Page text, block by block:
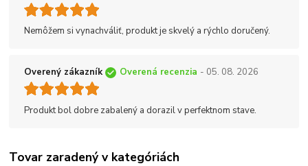
Nemôžem si vynachváliť, produkt je skvelý a rýchlo doručený.
Overený zákazník Overená recenzia - 05. 08. 2026
Produkt bol dobre zabalený a dorazil v perfektnom stave.
Tovar zaradený v kategóriách